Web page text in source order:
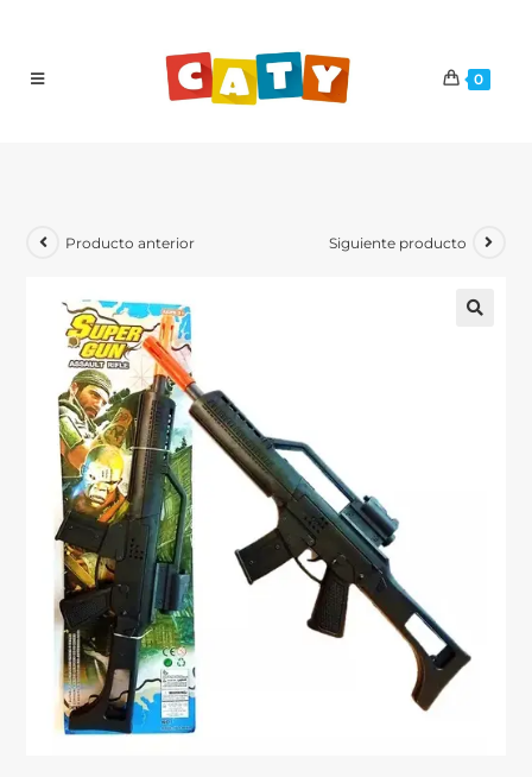
0
Producto anterior Siguiente producto